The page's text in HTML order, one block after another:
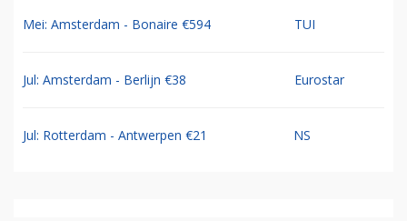
Mei: Amsterdam - Bonaire €594 TUI
Jul: Amsterdam - Berlijn €38 Eurostar
Jul: Rotterdam - Antwerpen €21 NS